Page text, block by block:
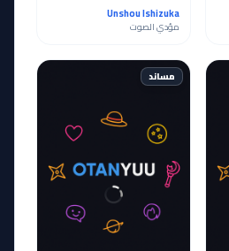
Unshou Ishizuka
مؤدي الصوت
مساند